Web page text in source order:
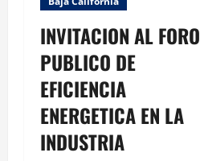
INVITACION AL FORO
PUBLICO DE
EFICIENCIA
ENERGETICA EN LA
INDUSTRIA